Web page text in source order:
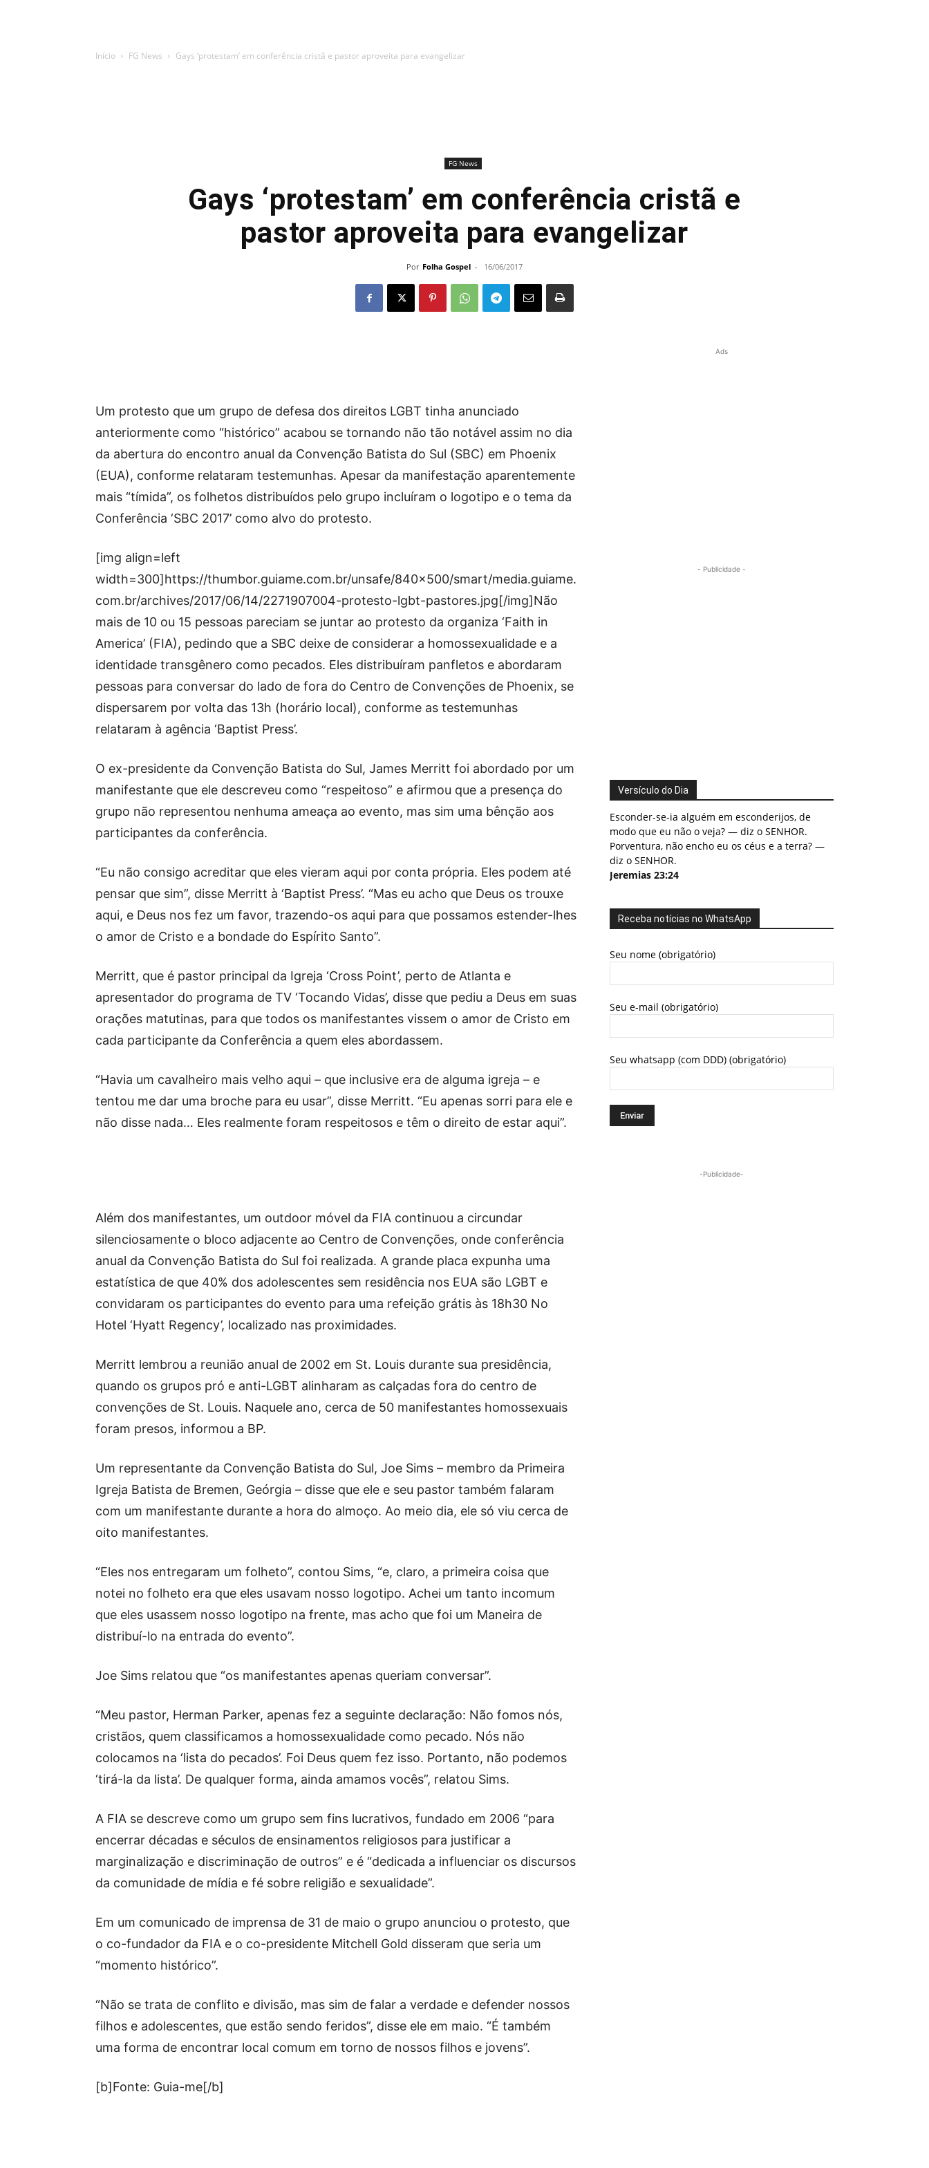
Início FG News Gays ‘protestam’ em conferência cristã e pastor aproveita para evangelizar
FG News
Gays ‘protestam’ em conferência cristã e
pastor aproveita para evangelizar
Por Folha Gospel - 16/06/2017
Um protesto que um grupo de defesa dos direitos LGBT tinha anunciado
anteriormente como “histórico” acabou se tornando não tão notável assim no dia
da abertura do encontro anual da Convenção Batista do Sul (SBC) em Phoenix
(EUA), conforme relataram testemunhas. Apesar da manifestação aparentemente
mais “tímida”, os folhetos distribuídos pelo grupo incluíram o logotipo e o tema da
Conferência ‘SBC 2017’ como alvo do protesto.
[img align=left
width=300]https://thumbor.guiame.com.br/unsafe/840×500/smart/media.guiame.
com.br/archives/2017/06/14/2271907004-protesto-lgbt-pastores.jpg[/img]Não
mais de 10 ou 15 pessoas pareciam se juntar ao protesto da organiza ‘Faith in
America’ (FIA), pedindo que a SBC deixe de considerar a homossexualidade e a
identidade transgênero como pecados. Eles distribuíram panfletos e abordaram
pessoas para conversar do lado de fora do Centro de Convenções de Phoenix, se
dispersarem por volta das 13h (horário local), conforme as testemunhas
relataram à agência ‘Baptist Press’.
O ex-presidente da Convenção Batista do Sul, James Merritt foi abordado por um
manifestante que ele descreveu como “respeitoso” e afirmou que a presença do
grupo não representou nenhuma ameaça ao evento, mas sim uma bênção aos
participantes da conferência.
“Eu não consigo acreditar que eles vieram aqui por conta própria. Eles podem até
pensar que sim”, disse Merritt à ‘Baptist Press’. “Mas eu acho que Deus os trouxe
aqui, e Deus nos fez um favor, trazendo-os aqui para que possamos estender-lhes
o amor de Cristo e a bondade do Espírito Santo”.
Merritt, que é pastor principal da Igreja ‘Cross Point’, perto de Atlanta e
apresentador do programa de TV ‘Tocando Vidas’, disse que pediu a Deus em suas
orações matutinas, para que todos os manifestantes vissem o amor de Cristo em
cada participante da Conferência a quem eles abordassem.
“Havia um cavalheiro mais velho aqui – que inclusive era de alguma igreja – e
tentou me dar uma broche para eu usar”, disse Merritt. “Eu apenas sorri para ele e
não disse nada… Eles realmente foram respeitosos e têm o direito de estar aqui”.
Além dos manifestantes, um outdoor móvel da FIA continuou a circundar
silenciosamente o bloco adjacente ao Centro de Convenções, onde conferência
anual da Convenção Batista do Sul foi realizada. A grande placa expunha uma
estatística de que 40% dos adolescentes sem residência nos EUA são LGBT e
convidaram os participantes do evento para uma refeição grátis às 18h30 No
Hotel ‘Hyatt Regency’, localizado nas proximidades.
Merritt lembrou a reunião anual de 2002 em St. Louis durante sua presidência,
quando os grupos pró e anti-LGBT alinharam as calçadas fora do centro de
convenções de St. Louis. Naquele ano, cerca de 50 manifestantes homossexuais
foram presos, informou a BP.
Um representante da Convenção Batista do Sul, Joe Sims – membro da Primeira
Igreja Batista de Bremen, Geórgia – disse que ele e seu pastor também falaram
com um manifestante durante a hora do almoço. Ao meio dia, ele só viu cerca de
oito manifestantes.
“Eles nos entregaram um folheto”, contou Sims, “e, claro, a primeira coisa que
notei no folheto era que eles usavam nosso logotipo. Achei um tanto incomum
que eles usassem nosso logotipo na frente, mas acho que foi um Maneira de
distribuí-lo na entrada do evento”.
Joe Sims relatou que “os manifestantes apenas queriam conversar”.
“Meu pastor, Herman Parker, apenas fez a seguinte declaração: Não fomos nós,
cristãos, quem classificamos a homossexualidade como pecado. Nós não
colocamos na ‘lista do pecados’. Foi Deus quem fez isso. Portanto, não podemos
‘tirá-la da lista’. De qualquer forma, ainda amamos vocês”, relatou Sims.
A FIA se descreve como um grupo sem fins lucrativos, fundado em 2006 “para
encerrar décadas e séculos de ensinamentos religiosos para justificar a
marginalização e discriminação de outros” e é “dedicada a influenciar os discursos
da comunidade de mídia e fé sobre religião e sexualidade”.
Em um comunicado de imprensa de 31 de maio o grupo anunciou o protesto, que
o co-fundador da FIA e o co-presidente Mitchell Gold disseram que seria um
“momento histórico”.
“Não se trata de conflito e divisão, mas sim de falar a verdade e defender nossos
filhos e adolescentes, que estão sendo feridos”, disse ele em maio. “É também
uma forma de encontrar local comum em torno de nossos filhos e jovens”.
[b]Fonte: Guia-me[/b]
Ads
- Publicidade -
Versículo do Dia
Esconder-se-ia alguém em esconderijos, de
modo que eu não o veja? — diz o SENHOR.
Porventura, não encho eu os céus e a terra? —
diz o SENHOR.
Jeremias 23:24
Receba notícias no WhatsApp
Seu nome (obrigatório)
Seu e-mail (obrigatório)
Seu whatsapp (com DDD) (obrigatório)
-Publicidade-